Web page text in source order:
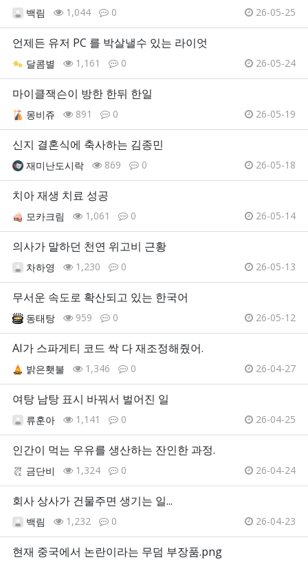
백림 1,044 0 26-05-25
언제든 유저 PC 를 박살낼수 있는 라이엇
달콤별 1,161 0 26-05-24
마이클잭슨이 방한 한뒤 한일
몽비쥬 891 0 26-05-19
신지 결혼식에 축사하는 김종민
재미난도시락 869 0 26-05-18
치아 재생 치료 성공
모카크림 1,061 0 26-05-14
의사가 말하던 천연 위고비 근황
차하영 1,230 0 26-05-13
무서운 속도로 확산되고 있는 한국어
동태탕 959 0 26-05-12
AI가 스파게티 코드 싹 다 재조정해줬어.
밝은횃불 1,346 0 26-04-27
여탕 남탕 표시 바꿔서 벌어진 일
류훈아 1,141 0 26-04-25
인간이 먹는 우유를 생산하는 잔인한 과정.
금단비 1,324 0 26-04-24
회사 상사가 건물주면 생기는 일...
백림 1,232 0 26-04-23
현재 중국에서 논란이라는 무덤 부장품.png